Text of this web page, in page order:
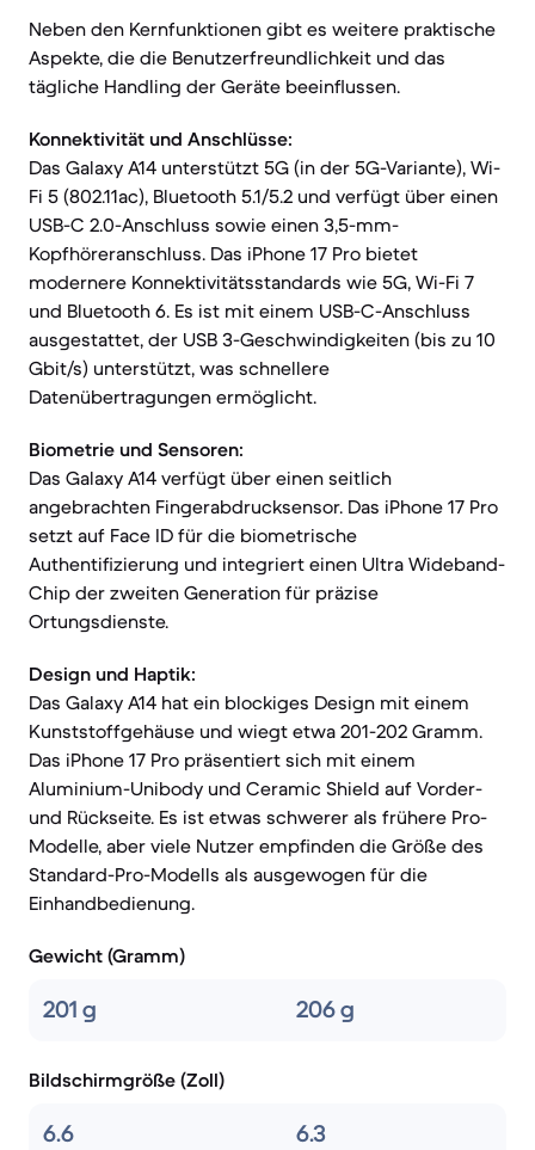
Neben den Kernfunktionen gibt es weitere praktische
Aspekte, die die Benutzerfreundlichkeit und das
tägliche Handling der Geräte beeinflussen.
Konnektivität und Anschlüsse:
Das Galaxy A14 unterstützt 5G (in der 5G-Variante), Wi-
Fi 5 (802.11ac), Bluetooth 5.1/5.2 und verfügt über einen
USB-C 2.0-Anschluss sowie einen 3,5-mm-
Kopfhöreranschluss. Das iPhone 17 Pro bietet
modernere Konnektivitätsstandards wie 5G, Wi-Fi 7
und Bluetooth 6. Es ist mit einem USB-C-Anschluss
ausgestattet, der USB 3-Geschwindigkeiten (bis zu 10
Gbit/s) unterstützt, was schnellere
Datenübertragungen ermöglicht.
Biometrie und Sensoren:
Das Galaxy A14 verfügt über einen seitlich
angebrachten Fingerabdrucksensor. Das iPhone 17 Pro
setzt auf Face ID für die biometrische
Authentifizierung und integriert einen Ultra Wideband-
Chip der zweiten Generation für präzise
Ortungsdienste.
Design und Haptik:
Das Galaxy A14 hat ein blockiges Design mit einem
Kunststoffgehäuse und wiegt etwa 201-202 Gramm.
Das iPhone 17 Pro präsentiert sich mit einem
Aluminium-Unibody und Ceramic Shield auf Vorder-
und Rückseite. Es ist etwas schwerer als frühere Pro-
Modelle, aber viele Nutzer empfinden die Größe des
Standard-Pro-Modells als ausgewogen für die
Einhandbedienung.
Gewicht (Gramm)
201 g 206 g
Bildschirmgröße (Zoll)
6.6 6.3